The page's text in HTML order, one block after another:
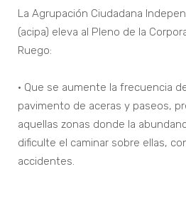
La Agrupación Ciudadana
(acipa) eleva al Pleno de la
Ruego:
• Que se aumente la frecuencia
pavimento de aceras y paseos,
aquellas zonas donde la
dificulte el caminar sobre ellas,
accidentes.